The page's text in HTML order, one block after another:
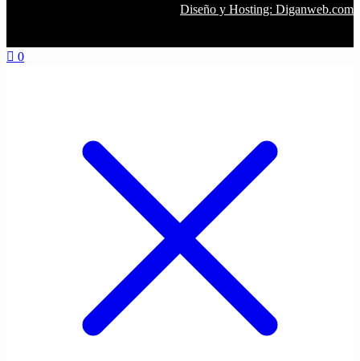
Diseño y Hosting: Diganweb.com
0